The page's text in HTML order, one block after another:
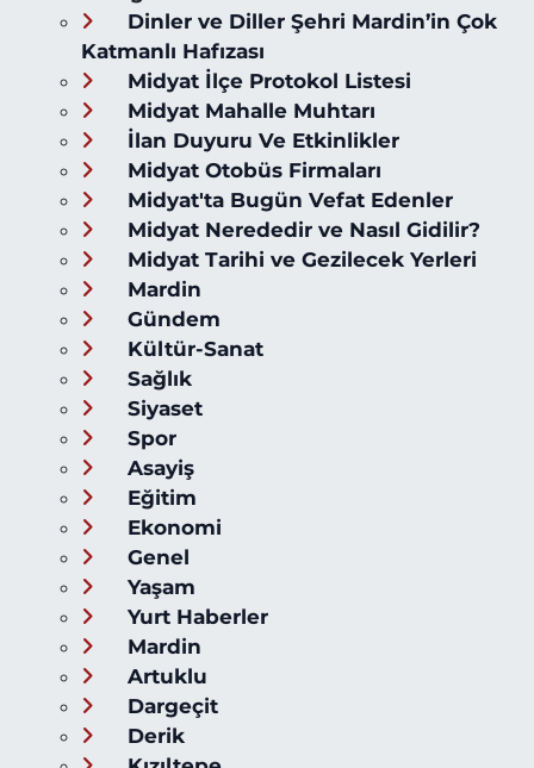
Dinler ve Diller Şehri Mardin’in Çok
Katmanlı Hafızası
Midyat İlçe Protokol Listesi
Midyat Mahalle Muhtarı
İlan Duyuru Ve Etkinlikler
Midyat Otobüs Firmaları
Midyat'ta Bugün Vefat Edenler
Midyat Nerededir ve Nasıl Gidilir?
Midyat Tarihi ve Gezilecek Yerleri
Mardin
Gündem
Kültür-Sanat
Sağlık
Siyaset
Spor
Asayiş
Eğitim
Ekonomi
Genel
Yaşam
Yurt Haberler
Mardin
Artuklu
Dargeçit
Derik